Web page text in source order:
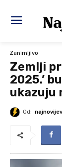
Zanimljivo
Zemlji
2025.’
ukazuju
Od: